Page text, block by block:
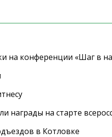
на конференции «Шаг в
на старте
в Котловке